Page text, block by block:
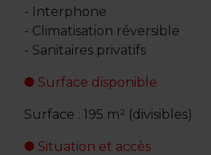
- Interphone
- Climatisation réversible
- Sanitaires privatifs
Surface disponible
Surface : 195 m² (divisibles)
Situation et accès